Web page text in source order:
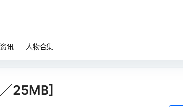
讯 人物合集
25MB]